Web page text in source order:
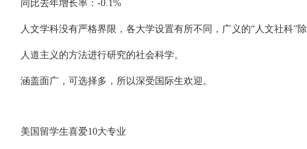
同比去年增长率：-0.1%
人文学科没有严格界限，各大学设置有所不同，广义的“人文社科
人道主义的方法进行研究的社会科学。
涵盖面广，可选择多，所以深受国际生欢迎。
美国留学生喜爱10大专业